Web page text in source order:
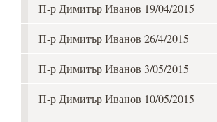
П-р Димитър Иванов 19/04/2015
П-р Димитър Иванов 26/4/2015
П-р Димитър Иванов 3/05/2015
П-р Димитър Иванов 10/05/2015